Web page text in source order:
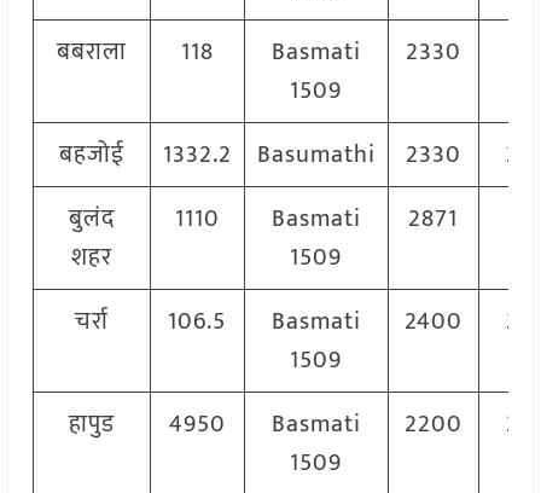
बबराला 118
Basmati
1509
2330
बहजोई 1332.2 Basumathi 2330
बुलंद
शहर
1110
Basmati
1509
2871
चर्रा 106.5
Basmati
1509
2400
हापुड 4950
Basmati
1509
2200